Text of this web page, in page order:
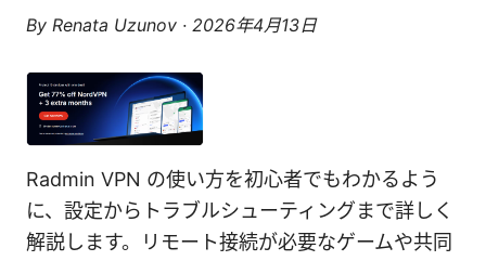
By Renata Uzunov · 2026年4月13日
Radmin VPN の使い方を初心者でもわかるよう
に、設定からトラブルシューティングまで詳しく
解説します。リモート接続が必要なゲームや共同